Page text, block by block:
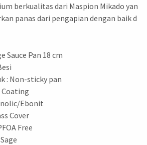
berkualitas dari Maspion Mikado yan
panas dari pengapian dengan baik d
Sauce Pan 18 cm
: Non-sticky pan
Coating
Ebonit
Cover
Free